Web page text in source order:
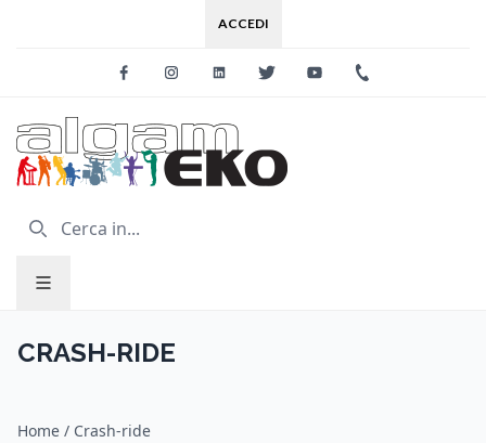
ACCEDI
FacebookInstagramLinkedinTwitter Youtube
CRASH-RIDE
Home / Crash-ride